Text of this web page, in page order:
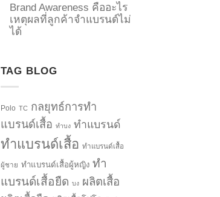
Brand Awareness คืออะไร
เหตุผลที่ลูกค้าจำแบรนด์ไม่
ได้
TAG BLOG
Polo TC กลยุทธ์การทำ
แบรนด์เสื้อ ทำบง ทำแบรนด์
ทำแบรนด์เสื้อ ทำแบรนด์เสื้อ
ผู้ชาย ทำแบรนด์เสื้อผู้หญิง ทำ
แบรนด์เสื้อยืด บง ผลิตเสื้อ